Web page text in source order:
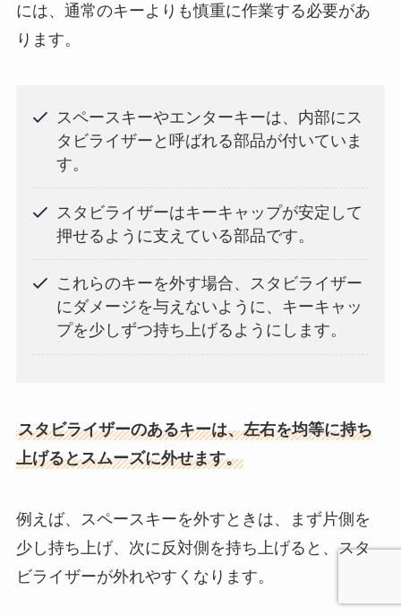
には、通常のキーよりも慎重に作業する必要があ
ります。
スペースキーやエンターキーは、内部にス
タビライザーと呼ばれる部品が付いていま
す。
スタビライザーはキーキャップが安定して
押せるように支えている部品です。
これらのキーを外す場合、スタビライザー
にダメージを与えないように、キーキャッ
プを少しずつ持ち上げるようにします。
スタビライザーのあるキーは、左右を均等に持ち
上げるとスムーズに外せます。
例えば、スペースキーを外すときは、まず片側を
少し持ち上げ、次に反対側を持ち上げると、スタ
ビライザーが外れやすくなります。